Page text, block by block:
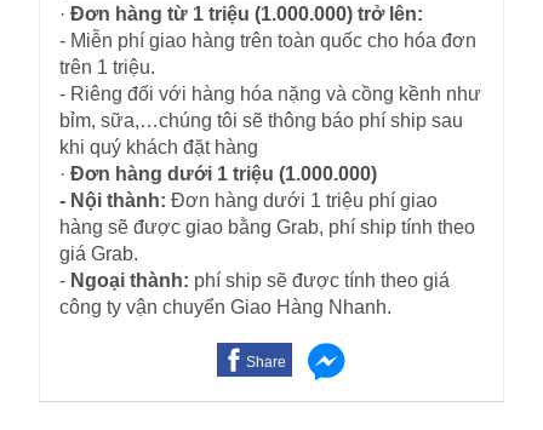
· Đơn hàng từ 1 triệu (1.000.000) trở lên:
- Miễn phí giao hàng trên toàn quốc cho hóa đơn
trên 1 triệu.
- Riêng đối với hàng hóa nặng và cồng kềnh như
bỉm, sữa,…chúng tôi sẽ thông báo phí ship sau
khi quý khách đặt hàng
· Đơn hàng dưới 1 triệu (1.000.000)
- Nội thành: Đơn hàng dưới 1 triệu phí giao
hàng sẽ được giao bằng Grab, phí ship tính theo
giá Grab.
- Ngoại thành: phí ship sẽ được tính theo giá
công ty vận chuyển Giao Hàng Nhanh.
Share